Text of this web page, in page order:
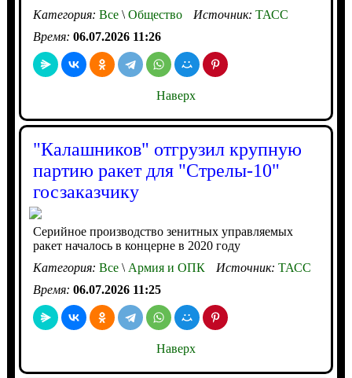
Категория: Все\Общество Источник: ТАСС
Время: 06.07.2026 11:26
Наверх
"Калашников" отгрузил крупную
партию ракет для "Стрелы-10"
госзаказчику
Серийное производство зенитных управляемых
ракет началось в концерне в 2020 году
Категория: Все\Армия и ОПК Источник: ТАСС
Время: 06.07.2026 11:25
Наверх